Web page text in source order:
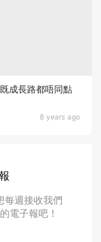
8 years ago
成長路都唔同點
每週接收我們
電子報吧！